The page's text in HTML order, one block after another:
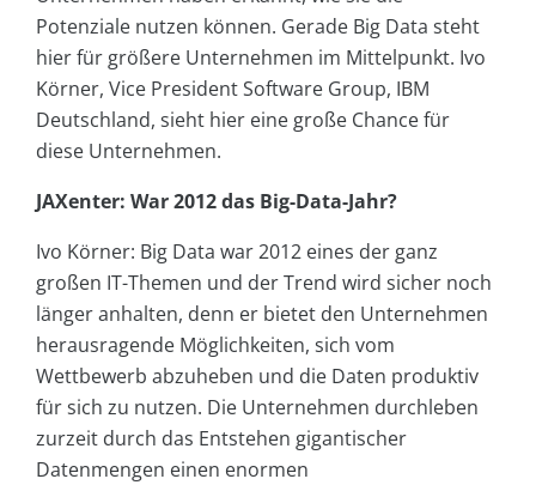
Potenziale nutzen können. Gerade Big Data steht
hier für größere Unternehmen im Mittelpunkt. Ivo
Körner, Vice President Software Group, IBM
Deutschland, sieht hier eine große Chance für
diese Unternehmen.
JAXenter: War 2012 das Big-Data-Jahr?
Ivo Körner: Big Data war 2012 eines der ganz
großen IT-Themen und der Trend wird sicher noch
länger anhalten, denn er bietet den Unternehmen
herausragende Möglichkeiten, sich vom
Wettbewerb abzuheben und die Daten produktiv
für sich zu nutzen. Die Unternehmen durchleben
zurzeit durch das Entstehen gigantischer
Datenmengen einen enormen